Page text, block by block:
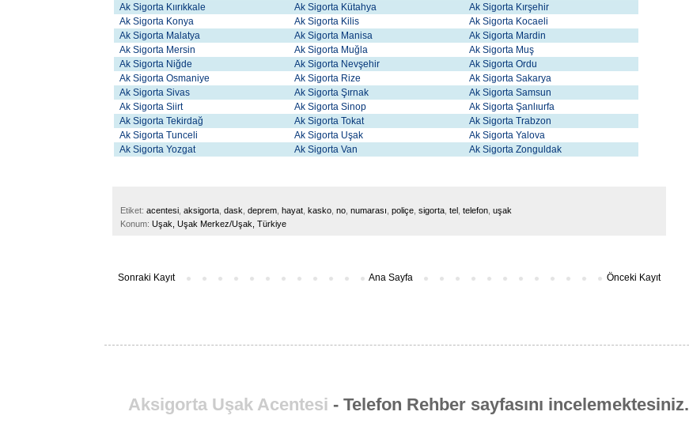
Ak Sigorta Kıırıkkale
Ak Sigorta Kütahya
Ak Sigorta Kırşehir
Ak Sigorta Konya
Ak Sigorta Kilis
Ak Sigorta Kocaeli
Ak Sigorta Malatya
Ak Sigorta Manisa
Ak Sigorta Mardin
Ak Sigorta Mersin
Ak Sigorta Muğla
Ak Sigorta Muş
Ak Sigorta Niğde
Ak Sigorta Nevşehir
Ak Sigorta Ordu
Ak Sigorta Osmaniye
Ak Sigorta Rize
Ak Sigorta Sakarya
Ak Sigorta Sivas
Ak Sigorta Şırnak
Ak Sigorta Samsun
Ak Sigorta Siirt
Ak Sigorta Sinop
Ak Sigorta Şanlıurfa
Ak Sigorta Tekirdağ
Ak Sigorta Tokat
Ak Sigorta Trabzon
Ak Sigorta Tunceli
Ak Sigorta Uşak
Ak Sigorta Yalova
Ak Sigorta Yozgat
Ak Sigorta Van Ak Sigorta Zonguldak
Etiket: acentesi aksigorta dask deprem hayat kasko no numarası poliçe sigorta tel telefon uşak
Konum: Uşak, Uşak Merkez/Uşak, Türkiye
Sonraki Kayıt Önceki Kayıt
Ana Sayfa
Aksigorta Uşak Acentesi - Telefon Rehber sayfasını incelemektesiniz.